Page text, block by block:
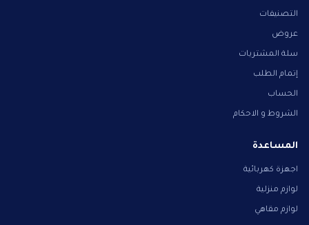
التصنيفات
عروض
سلة المشتريات
إتمام الطلب
الحساب
الشروط و الاحكام
المساعدة
اجهزة كهربائية
لوازم منزلية
لوازم مقاهي